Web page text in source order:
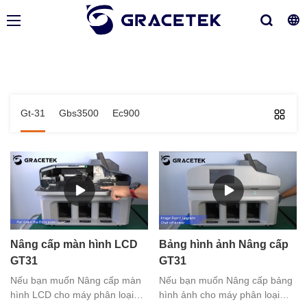
Gt-31 Gbs3500 Ec900
Nâng cấp màn hình LCD
GT31
Nếu bạn muốn Nâng cấp màn
hình LCD cho máy phân loại
Bảng hình ảnh Nâng cấp
GT31
Nếu bạn muốn Nâng cấp bảng
hình ảnh cho máy phân loại